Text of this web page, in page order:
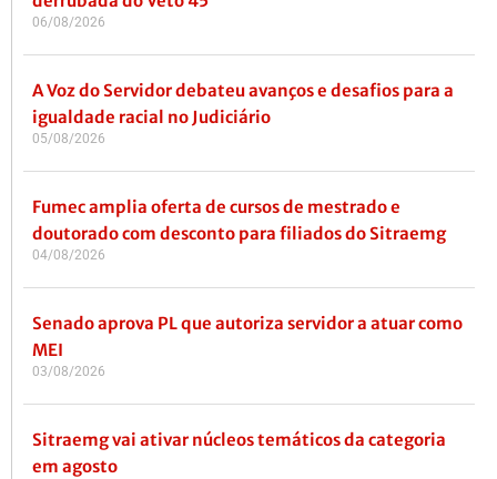
06/08/2026
A Voz do Servidor debateu avanços e desafios para a
igualdade racial no Judiciário
05/08/2026
Fumec amplia oferta de cursos de mestrado e
doutorado com desconto para filiados do Sitraemg
04/08/2026
Senado aprova PL que autoriza servidor a atuar como
MEI
03/08/2026
Sitraemg vai ativar núcleos temáticos da categoria
em agosto